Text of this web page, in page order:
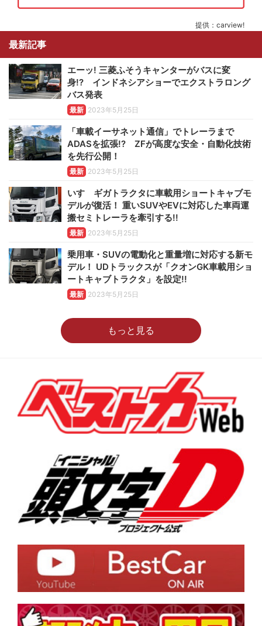
提供：carview!
最新記事
エーッ! 三菱ふそうキャンターがバスに変
身!? インドネシアショーでエクストラロング
バス発表
最新 2023年5月25日
「車載イーサネット通信」でトレーラまで
ADASを拡張!? ZFが高度な安全・自動化技術
を先行公開！
最新 2023年5月25日
いすゞギガトラクタに車載用ショートキャブモ
デルが復活！ 重いSUVやEVに対応した車両運
搬セミトレーラを牽引する!!
最新 2023年5月25日
乗用車・SUVの電動化と重量増に対応する新モ
デル！ UDトラックスが「クオンGK車載用ショ
ートキャブトラクタ」を設定!!
最新 2023年5月25日
もっと見る